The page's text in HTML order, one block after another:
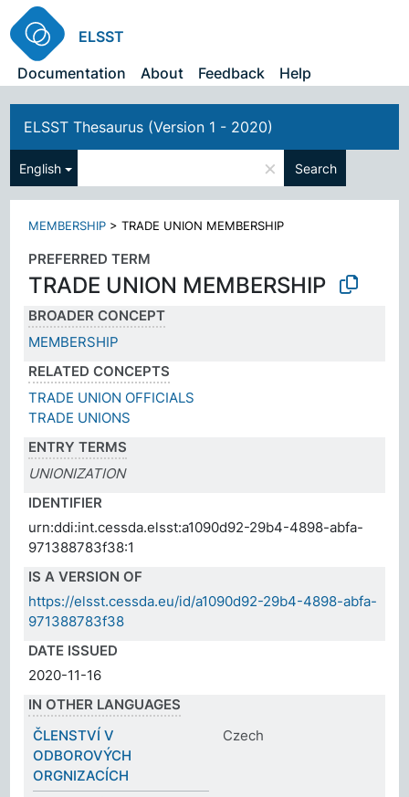
ELSST
Documentation
About Feedback Help
ELSST Thesaurus (Version 1 - 2020)
English × Search
MEMBERSHIP >TRADE UNION MEMBERSHIP
PREFERRED TERM
TRADE UNION MEMBERSHIP
BROADER CONCEPT
MEMBERSHIP
RELATED CONCEPTS
TRADE UNION OFFICIALS
TRADE UNIONS
ENTRY TERMS
UNIONIZATION
IDENTIFIER
urn:ddi:int.cessda.elsst:a1090d92-29b4-4898-abfa-
971388783f38:1
IS A VERSION OF
https://elsst.cessda.eu/id/a1090d92-29b4-4898-abfa-
971388783f38
DATE ISSUED
2020-11-16
IN OTHER LANGUAGES
ČLENSTVÍ V
ODBOROVÝCH
ORGNIZACÍCH
Czech